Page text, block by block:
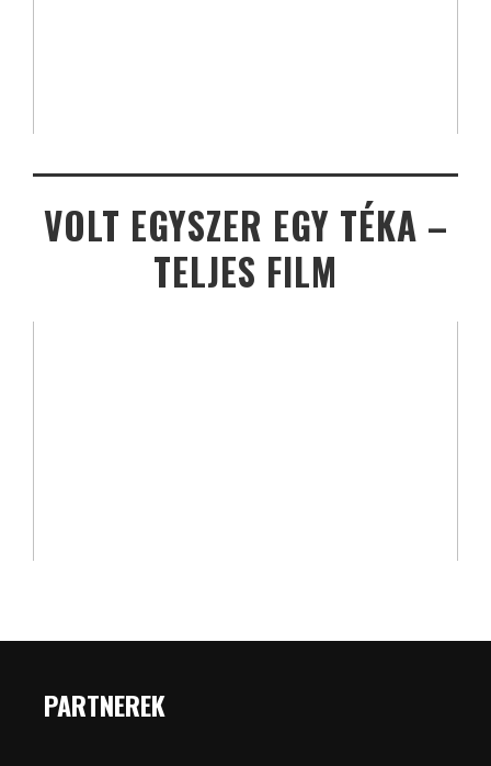
VOLT EGYSZER EGY TÉKA –
TELJES FILM
PARTNEREK